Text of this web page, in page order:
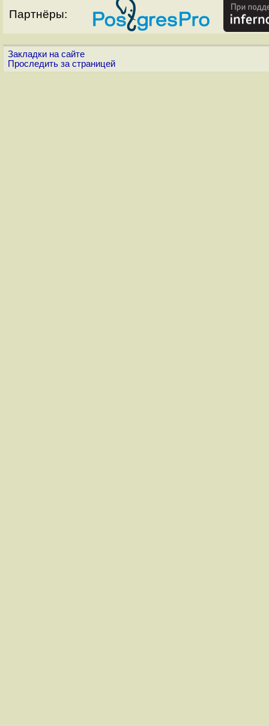
Партнёры:
Закладки на сайте
Проследить за страницей